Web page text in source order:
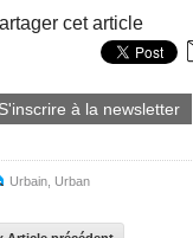
cet article
S'inscrire à la newsletter
Urbain Urban